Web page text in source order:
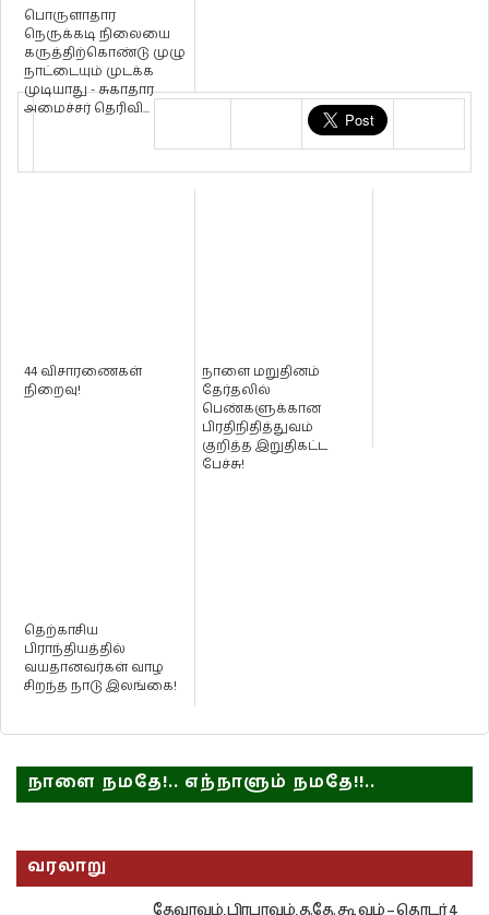
பொருளாதார
நெருக்கடி நிலையை
கருத்திற்கொண்டு முழு
நாட்டையும் முடக்க
முடியாது - சுகாதார
அமைச்சர் தெரிவி...
44 விசாரணைகள்
நிறைவு!
நாளை மறுதினம்
தேர்தலில்
பெண்களுக்கான
பிரதிநிதித்துவம்
குறித்த இறுதிகட்ட
பேச்சு!
தெற்காசிய
பிராந்தியத்தில்
வயதானவர்கள் வாழ
சிறந்த நாடு இலங்கை!
நாளை நமதே!.. எந்நாளும் நமதே!!..
வரலாறு